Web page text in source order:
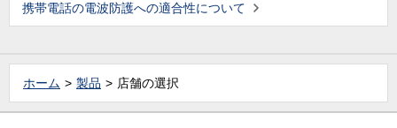
携帯電話の電波防護への適合性について
ホーム 製品 店舗の選択